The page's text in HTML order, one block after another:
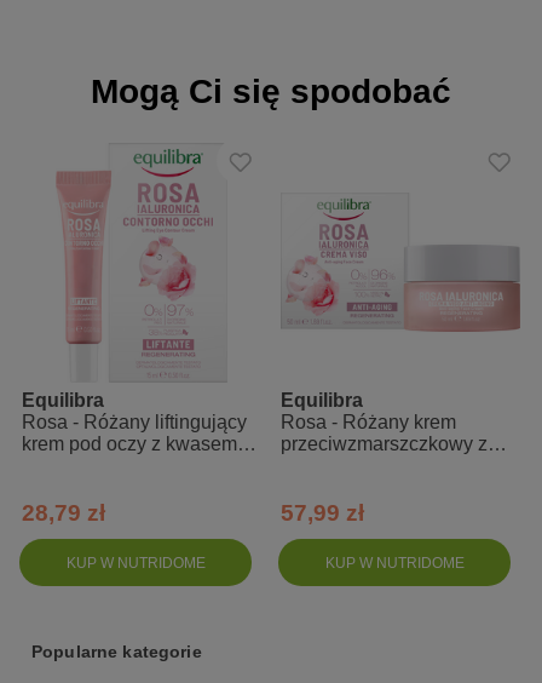
Tocopheryl Acetate, Xanthan Gum, Methylpropanediol, Citric Acid,
Dipropylene Glycol, Hydroxyacetophenone, Caprylyl Glycol,
Benzyl Alcohol, Dehydroacetic Acid, Sodium Benzoate, Potassium
Sorbate, Parfum (Fragrance), Citronellol, Geraniol,
Hydroxycitronellal.
Mogą Ci się spodobać
KUP W NUTRIDOME
Equilibra
Rosa - Różany liftingujący
krem pod oczy z kwasem
28,79 zł
KUP W NUTRIDOME
Equilibra
Rosa - Różany krem
przeciwzmarszczkowy z
57,99 zł
Popularne kategorie